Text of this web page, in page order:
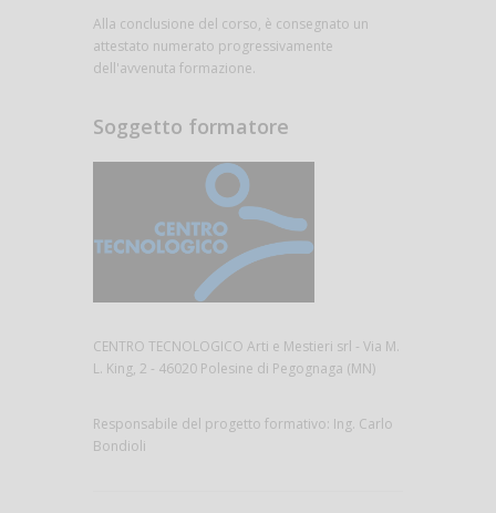
Alla conclusione del corso, è consegnato un
attestato numerato progressivamente
dell'avvenuta formazione.
Soggetto formatore
CENTRO TECNOLOGICO Arti e Mestieri srl - Via M.
L. King, 2 - 46020 Polesine di Pegognaga (MN)
Responsabile del progetto formativo: Ing. Carlo
Bondioli